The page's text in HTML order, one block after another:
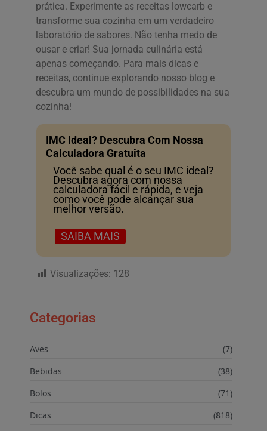
prática. Experimente as receitas lowcarb e
transforme sua cozinha em um verdadeiro
laboratório de sabores. Não tenha medo de
ousar e criar! Sua jornada culinária está
apenas começando. Para mais dicas e
receitas, continue explorando nosso blog e
descubra um mundo de possibilidades na sua
cozinha!
IMC Ideal? Descubra Com Nossa
Calculadora Gratuita
Você sabe qual é o seu IMC ideal?
Descubra agora com nossa
calculadora fácil e rápida, e veja
como você pode alcançar sua
melhor versão.
SAIBA MAIS
Visualizações: 128
Categorias
Aves
(7)
Bebidas
(38)
Bolos
(71)
Dicas
(818)